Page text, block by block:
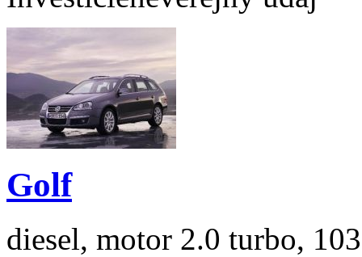
Golf
diesel, motor 2.0 turbo,